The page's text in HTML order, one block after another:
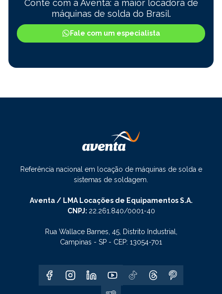
Conte com a Aventa: a maior locadora de
máquinas de solda do Brasil.
Fale com um especialista
Referência nacional em locação de máquinas de solda e
sistemas de soldagem.
Aventa / LMA Locações de Equipamentos S.A.
CNPJ: 22.261.840/0001-40
Rua Wallace Barnes, 45, Distrito Industrial,
Campinas - SP - CEP: 13054-701